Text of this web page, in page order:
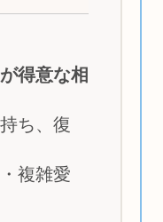
得意な相
ち、復
複雑愛